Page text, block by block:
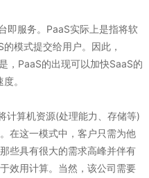
服务。PaaS实际上是指将软
模式提交给用户。因此，
，PaaS的出现可以加快SaaS的
。
算机资源(处理能力、存储等)
在这一模式中，客户只需为他
些具有很大的需求高峰并伴有
效用计算。当然，该公司需要